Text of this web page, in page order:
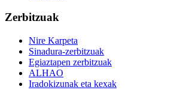
Zerbitzuak
Nire Karpeta
Sinadura-zerbitzuak
Egiaztapen zerbitzuak
ALHAO
Iradokizunak eta kexak